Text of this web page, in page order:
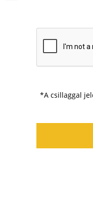
*A csillaggal